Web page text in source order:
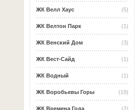
(5)
ЖК Велл Хаус
(1)
ЖК Велтон Парк
(3)
ЖК Венский Дом
(1)
ЖК Вест-Сайд
(1)
ЖК Водный
(19)
ЖК Воробьевы Горы
(2)
ЖК Времена Года